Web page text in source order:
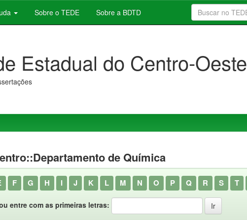
Sobre o TEDE Sobre a BDTD
Estadual do Centro-Oeste
de Química
F G H I J K L M N O P Q R S T
entre com as primeiras letras: